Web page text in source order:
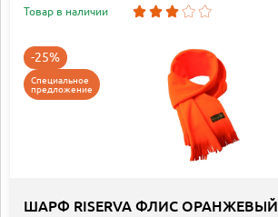
Товар в наличии
-25%
Специальное
предложение
ШАРФ RISERVA ФЛИС ОРАНЖЕВЫЙ